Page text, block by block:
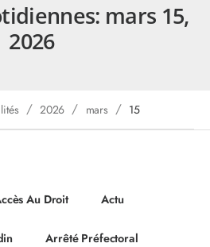
mars 15,
2026
/ 2026 / mars / 15
Au Droit Actu
Arrêté Préfectoral